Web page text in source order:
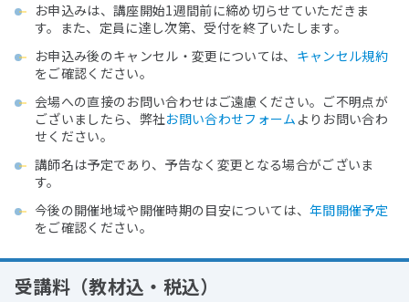
お申込みは、講座開始1週間前に締め切らせていただきま
す。また、定員に達し次第、受付を終了いたします。
お申込み後のキャンセル・変更については、 キャンセル規約
をご確認ください。
会場への直接のお問い合わせはご遠慮ください。ご不明点が
ございましたら、弊社お問い合わせフォーム よりお問い合わ
せください。
講師名は予定であり、予告なく変更となる場合がございま
す。
今後の開催地域や開催時期の目安については、年間開催予定
をご確認ください。
受講料（教材込・税込）